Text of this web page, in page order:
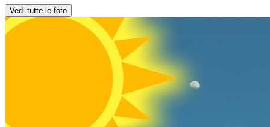
Vedi tutte le foto